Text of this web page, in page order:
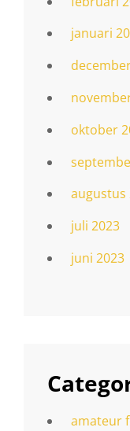
januari
oktober
augustus
juli 2023
juni 2023
amateur